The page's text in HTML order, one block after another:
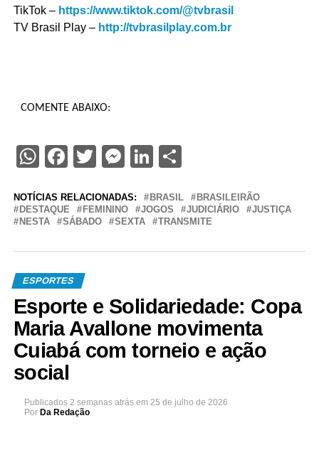
TikTok – https://www.tiktok.com/@tvbrasil
TV Brasil Play – http://tvbrasilplay.com.br
COMENTE ABAIXO:
WhatsApp
Facebook
Twitter
Messenger
LinkedIn
Share
NOTÍCIAS RELACIONADAS: BRASIL
BRASILEIRÃO
DESTAQUE
FEMININO JOGOS JUDICIÁRIO
JUSTIÇA
NESTA
SÁBADO SEXTA TRANSMITE
ESPORTES
Esporte e Solidariedade: Copa
Maria Avallone movimenta
Cuiabá com torneio e ação
social
Publicados 2 semanas atrás em 25 de julho de 2026
Por Da Redação